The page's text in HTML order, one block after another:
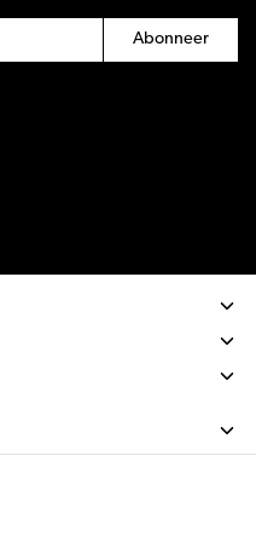
Abonneer